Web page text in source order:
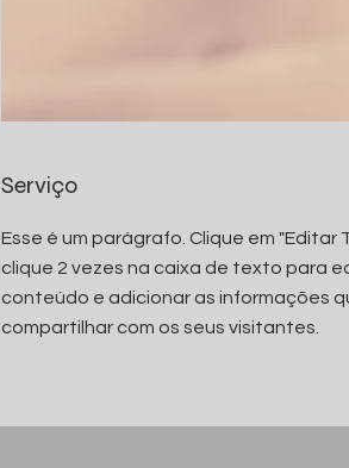
Serviço
Esse é um parágrafo. Clique em "Editar
clique 2 vezes na caixa de texto para
conteúdo e adicionar as informações
compartilhar com os seus visitantes.